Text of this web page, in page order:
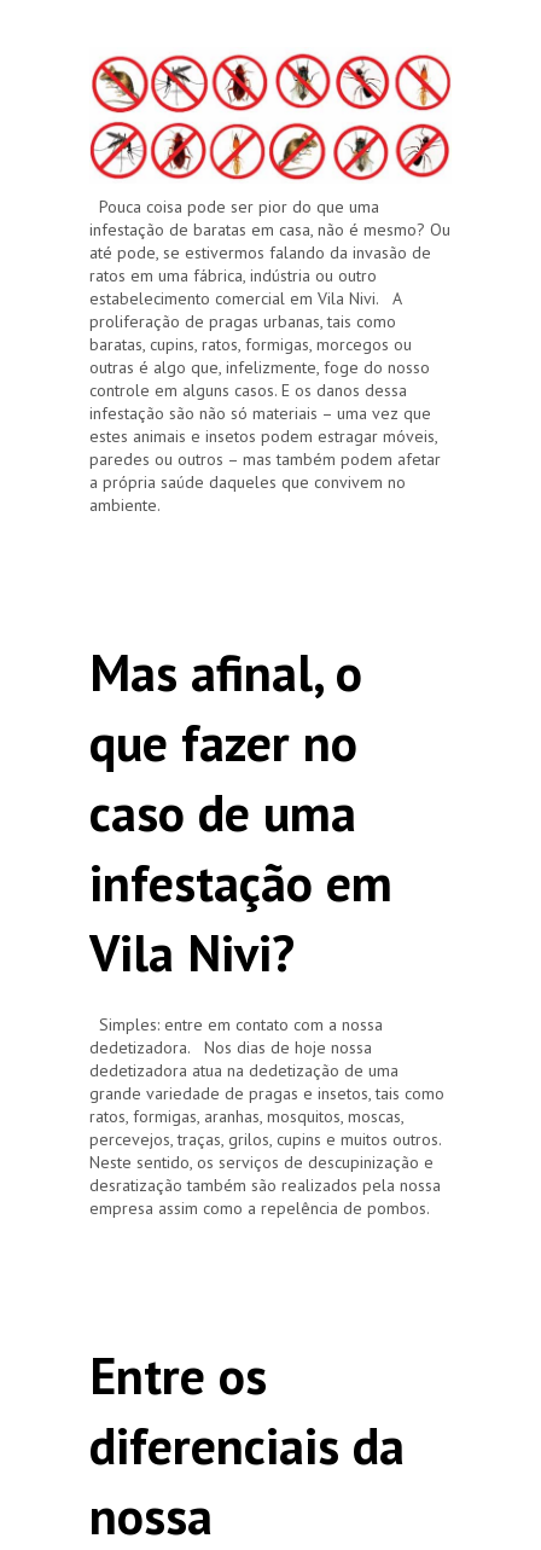
Pouca coisa pode ser pior do que uma
infestação de baratas em casa, não é mesmo? Ou
até pode, se estivermos falando da invasão de
ratos em uma fábrica, indústria ou outro
estabelecimento comercial em Vila Nivi. A
proliferação de pragas urbanas, tais como
baratas, cupins, ratos, formigas, morcegos ou
outras é algo que, infelizmente, foge do nosso
controle em alguns casos. E os danos dessa
infestação são não só materiais – uma vez que
estes animais e insetos podem estragar móveis,
paredes ou outros – mas também podem afetar
a própria saúde daqueles que convivem no
ambiente.
Mas afinal, o
que fazer no
caso de uma
infestação em
Vila Nivi?
Simples: entre em contato com a nossa
dedetizadora. Nos dias de hoje nossa
dedetizadora atua na dedetização de uma
grande variedade de pragas e insetos, tais como
ratos, formigas, aranhas, mosquitos, moscas,
percevejos, traças, grilos, cupins e muitos outros.
Neste sentido, os serviços de descupinização e
desratização também são realizados pela nossa
empresa assim como a repelência de pombos.
Entre os
diferenciais da
nossa